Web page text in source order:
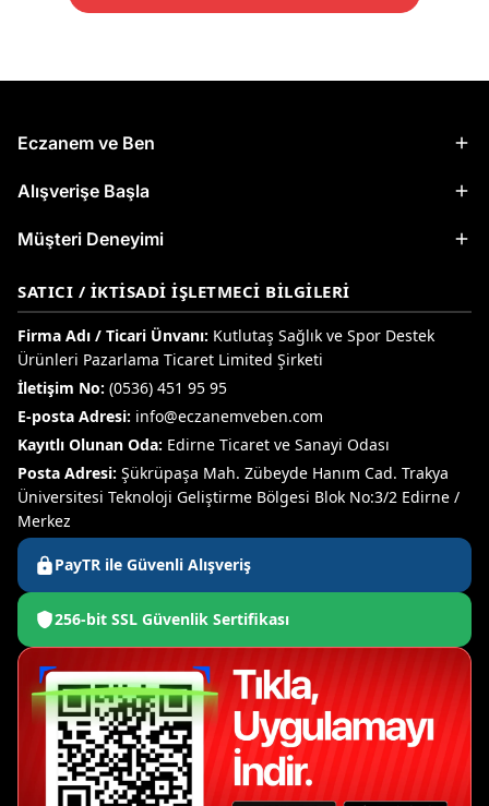
Eczanem ve Ben
Alışverişe Başla
Müşteri Deneyimi
SATICI / İKTISADI İŞLETMECI BILGILERI
Firma Adı / Ticari Ünvanı: Kutlutaş Sağlık ve Spor Destek
Ürünleri Pazarlama Ticaret Limited Şirketi
İletişim No: (0536) 451 95 95
E-posta Adresi: info@eczanemveben.com
Kayıtlı Olunan Oda: Edirne Ticaret ve Sanayi Odası
Posta Adresi: Şükrüpaşa Mah. Zübeyde Hanım Cad. Trakya
Üniversitesi Teknoloji Geliştirme Bölgesi Blok No:3/2 Edirne /
Merkez
PayTR ile Güvenli Alışveriş
256-bit SSL Güvenlik Sertifikası